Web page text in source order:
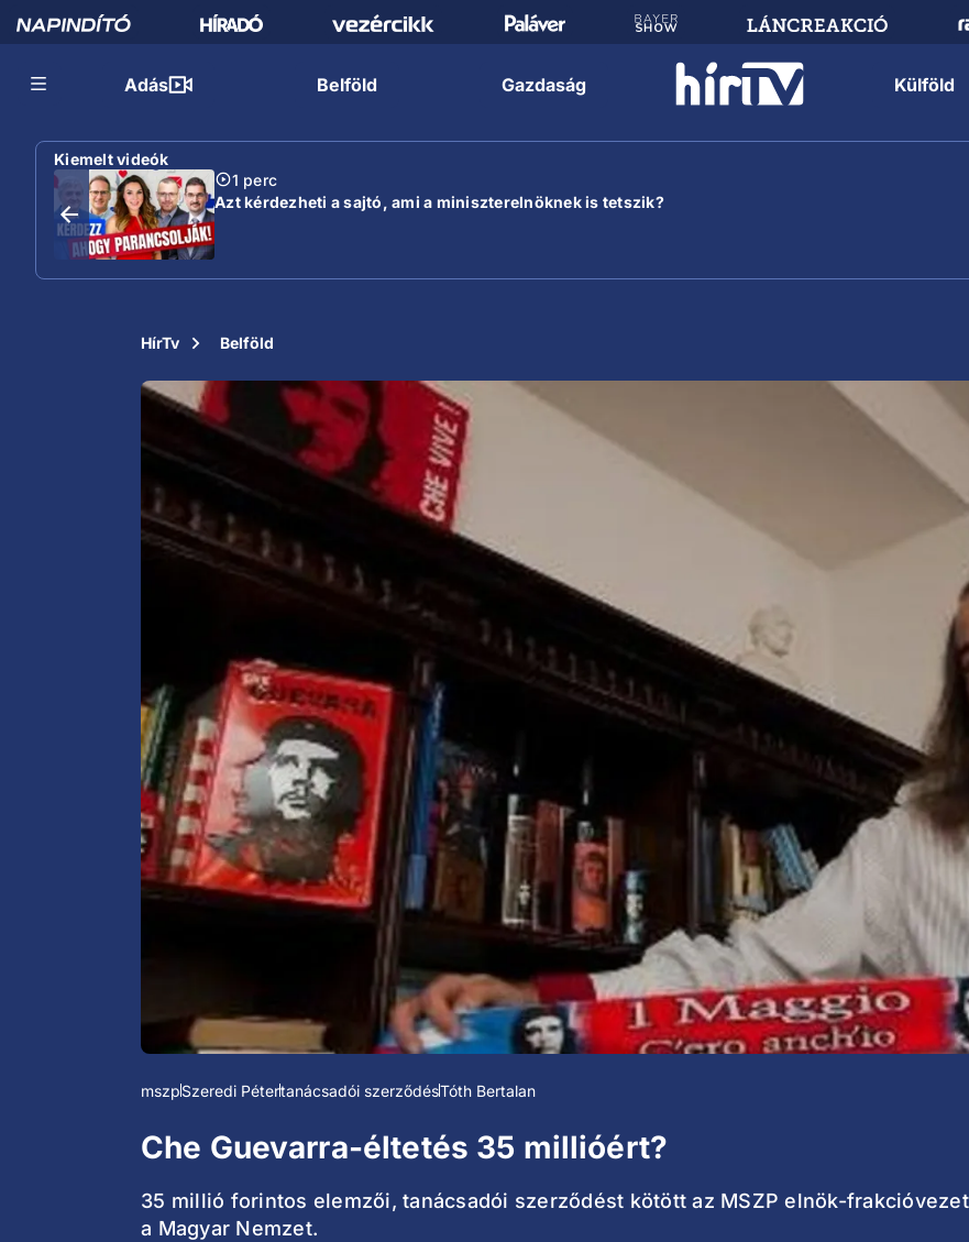
Adás Belföld Gazdaság Külföld
Kiemelt videók
1 perc
Azt kérdezheti a sajtó, ami a miniszterelnöknek is tetszik?
HírTv Belföld
mszpSzeredi Pétertanácsadói szerződésTóth Bertalan
Che Guevarra-éltetés 35 millióért?
35 millió forintos elemzői, tanácsadói szerződést kötött az MSZP elnök-
a Magyar Nemzet.